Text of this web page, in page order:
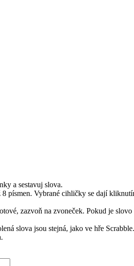
a sestavuj slova.
8 písmen. Vybrané cihličky se dají
zazvoň na zvoneček. Pokud je
slova jsou stejná, jako ve hře